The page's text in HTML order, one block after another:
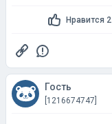
Нравится 2
Гость
[1216674747]